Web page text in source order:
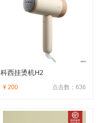
科西挂烫机H2
点击数：636
¥ 200